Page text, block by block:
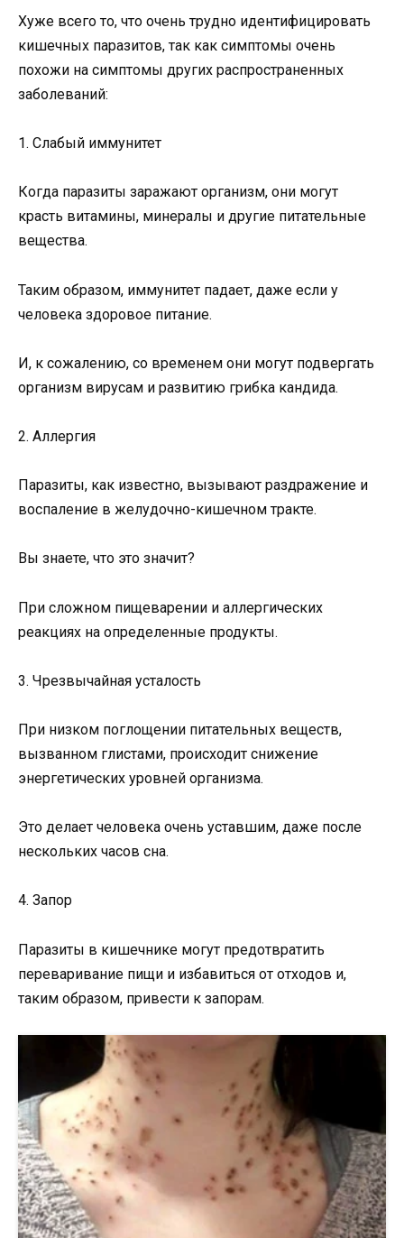
Хуже всего то, что очень трудно идентифицировать
кишечных паразитов, так как симптомы очень
похожи на симптомы других распространенных
заболеваний:
1. Слабый иммунитет
Когда паразиты заражают организм, они могут
красть витамины, минералы и другие питательные
вещества.
Таким образом, иммунитет падает, даже если у
человека здоровое питание.
И, к сожалению, со временем они могут подвергать
организм вирусам и развитию грибка кандида.
2. Аллергия
Паразиты, как известно, вызывают раздражение и
воспаление в желудочно-кишечном тракте.
Вы знаете, что это значит?
При сложном пищеварении и аллергических
реакциях на определенные продукты.
3. Чрезвычайная усталость
При низком поглощении питательных веществ,
вызванном глистами, происходит снижение
энергетических уровней организма.
Это делает человека очень уставшим, даже после
нескольких часов сна.
4. Запор
Паразиты в кишечнике могут предотвратить
переваривание пищи и избавиться от отходов и,
таким образом, привести к запорам.